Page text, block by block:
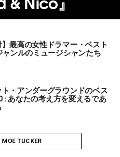
】最高の女性ドラマー・ベスト
ンルのミュージシャンたち
・アンダーグラウンドのベス
: あなたの考え方を変えるであ
MOE TUCKER